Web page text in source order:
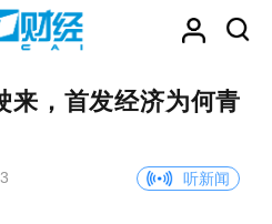
来，首发经济为何青
听新闻